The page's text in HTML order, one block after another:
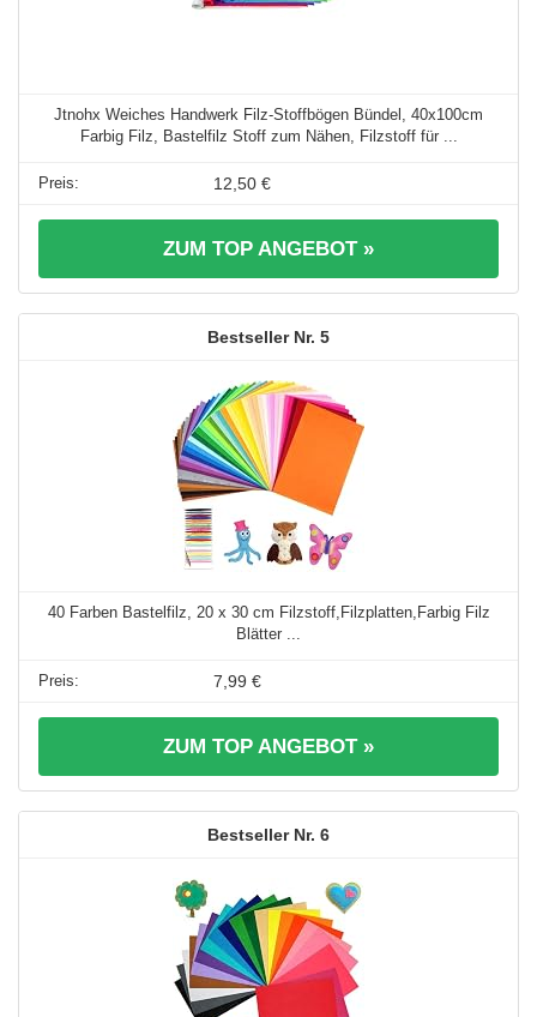
Jtnohx Weiches Handwerk Filz-Stoffbögen Bündel, 40x100cm
Farbig Filz, Bastelfilz Stoff zum Nähen, Filzstoff für ...
12,50 €
ZUM TOP ANGEBOT »
5
40 Farben Bastelfilz, 20 x 30 cm Filzstoff,Filzplatten,Farbig Filz
Blätter ...
7,99 €
ZUM TOP ANGEBOT »
6